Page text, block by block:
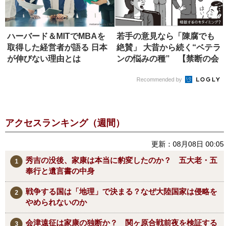
ハーバード＆MITでMBAを
取得した経営者が語る 日本
が伸びない理由とは
若手の意見なら「陳腐でも
絶賛」 大昔から続く“ベテラ
ンの悩みの種” 【禁断の会
Recommended by
アクセスランキング（週間）
更新：08月08日 00:05
秀吉の没後、家康は本当に豹変したのか？ 五大老・五
奉行と遺言書の中身
戦争する国は「地理」で決まる？なぜ大陸国家は侵略を
やめられないのか
会津遠征は家康の独断か？ 関ヶ原合戦前夜を検証する